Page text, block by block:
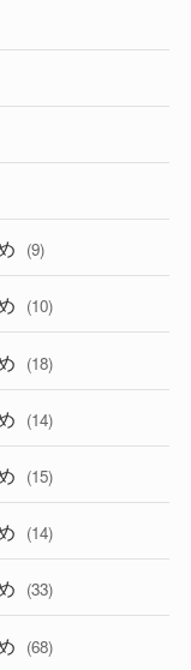
(9)
(10)
(18)
(14)
(15)
(14)
(33)
(68)